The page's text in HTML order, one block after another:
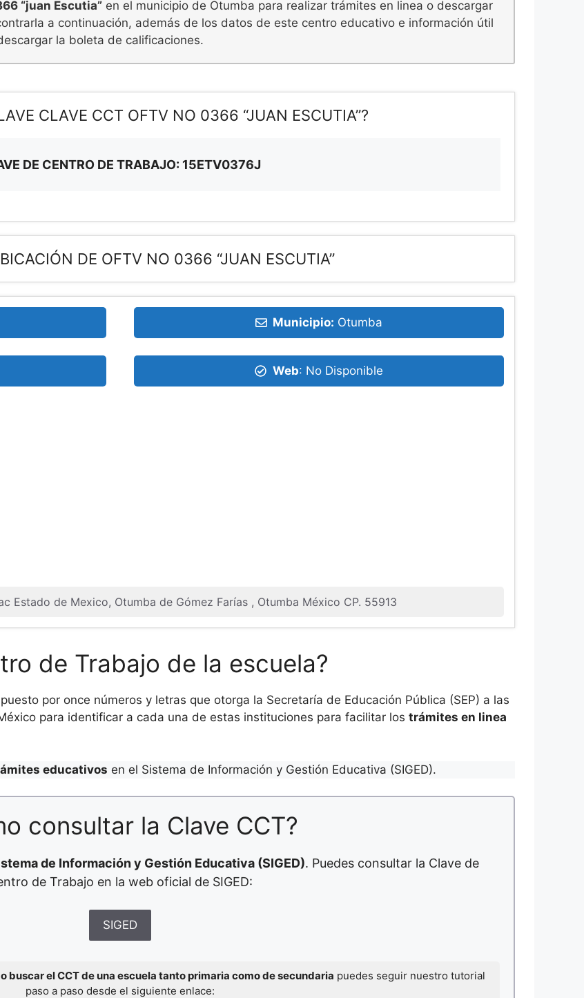
“juan Escutia” en el municipio de Otumba para realizar trámites en linea o descargar
a continuación, además de los datos de este centro educativo e información útil
la boleta de calificaciones.
CLAVE CCT OFTV NO 0366 “JUAN ESCUTIA”?
DE CENTRO DE TRABAJO: 15ETV0376J
DE OFTV NO 0366 “JUAN ESCUTIA”
Municipio: Otumba
Web: No Disponible
Estado de Mexico, Otumba de Gómez Farías , Otumba México CP. 55913
de Trabajo de la escuela?
por once números y letras que otorga la Secretaría de Educación Pública (SEP) a las
para identificar a cada una de estas instituciones para facilitar los trámites en linea
educativos en el Sistema de Información y Gestión Educativa (SIGED).
consultar la Clave CCT?
de Información y Gestión Educativa (SIGED). Puedes consultar la Clave de
de Trabajo en la web oficial de SIGED:
SIGED
buscar el CCT de una escuela tanto primaria como de secundaria puedes seguir nuestro tutorial
paso a paso desde el siguiente enlace: